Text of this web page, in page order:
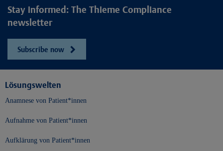
Stay informed: The Thieme Compliance
newsletter
Subscribe now
Lösungswelten
Anamnese von Patient*innen
Aufnahme von Patient*innen
Aufklärung von Patient*innen